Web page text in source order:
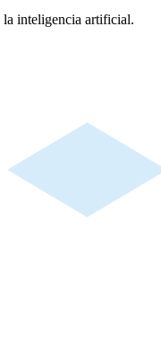
la inteligencia artificial.